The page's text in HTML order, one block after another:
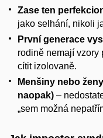
Zase ten
jako selhání, nikoli
První generace
rodině nemají vzory
cítit izolovaně.
Menšiny nebo
naopak) –
„sem možná